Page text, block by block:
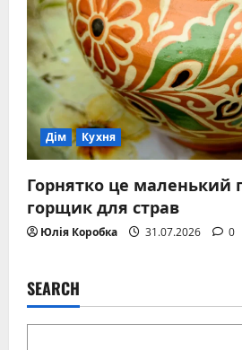
Дім Кухня
Горнятко це маленький
горщик для страв
Юлія Коробка 31.07.2026 0
SEARCH